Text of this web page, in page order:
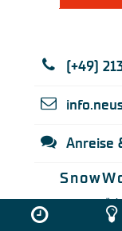
(+49)
Anreise
Wenn Du
erhalten